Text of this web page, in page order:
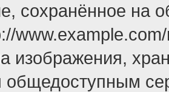
сохранённое на
изображения,
общедоступным